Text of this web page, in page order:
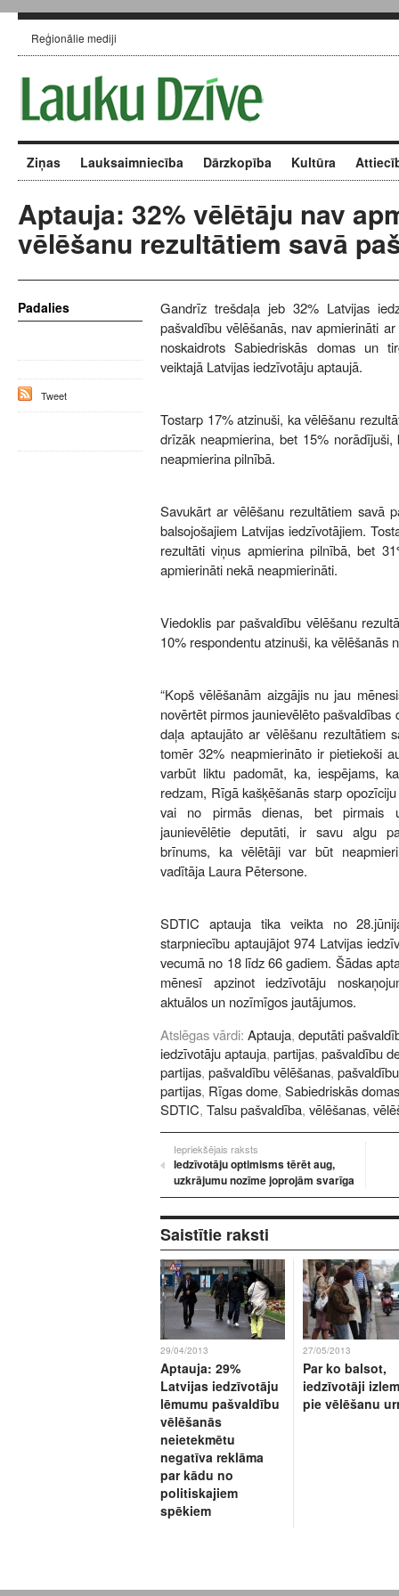
Reģionālie mediji
Ziņas Lauksaimniecība Dārzkopība Kultūra
Aptauja: 32% vēlētāju nav
vēlēšanu rezultātiem savā
Gandrīz trešdaļa jeb 32% Latvijas
pašvaldību vēlēšanās, nav apmierināti
noskaidrots Sabiedriskās domas un
veiktajā Latvijas iedzīvotāju aptaujā.
Tostarp 17% atzinuši, ka vēlēšanu
drīzāk neapmierina, bet 15%
neapmierina pilnībā.
Savukārt ar vēlēšanu rezultātiem savā
balsojošajiem Latvijas iedzīvotājiem.
rezultāti viņus apmierina pilnībā, bet
apmierināti nekā neapmierināti.
Viedoklis par pašvaldību vēlēšanu
10% respondentu atzinuši, ka vēlēšanās
“Kopš vēlēšanām aizgājis nu jau
novērtēt pirmos jaunievēlēto
daļa aptaujāto ar vēlēšanu rezultātiem
tomēr 32% neapmierināto ir pietiekoši
varbūt liktu padomāt, ka, iespējams,
redzam, Rīgā kašķēšanās starp
vai no pirmās dienas, bet pirmais
jaunievēlētie deputāti, ir savu algu
brīnums, ka vēlētāji var būt
vadītāja Laura Pētersone.
SDTIC aptauja tika veikta no
starpniecību aptaujājot 974 Latvijas
vecumā no 18 līdz 66 gadiem. Šādas
mēnesī apzinot iedzīvotāju
aktuālos un nozīmīgos jautājumos.
Atslēgas vārdi: Aptauja, deputāti
iedzīvotāju aptauja, partijas, pašvaldību
partijas, pašvaldību vēlēšanas,
partijas, Rīgas dome, Sabiedriskās
SDTIC, Talsu pašvaldība, vēlēšanas,
Iepriekšējais raksts
Iedzīvotāju optimisms tērēt aug,
uzkrājumu nozīme joprojām svarīga
Saistītie raksti
29/04/2013
Aptauja: 29%
Latvijas iedzīvotāju
lēmumu pašvaldību
vēlēšanās
neietekmētu
negatīva reklāma
par kādu no
politiskajiem
spēkiem
27/05/2013
Par ko balsot,
iedzīvotāji
pie vēlēšanu
Padalies
Tweet